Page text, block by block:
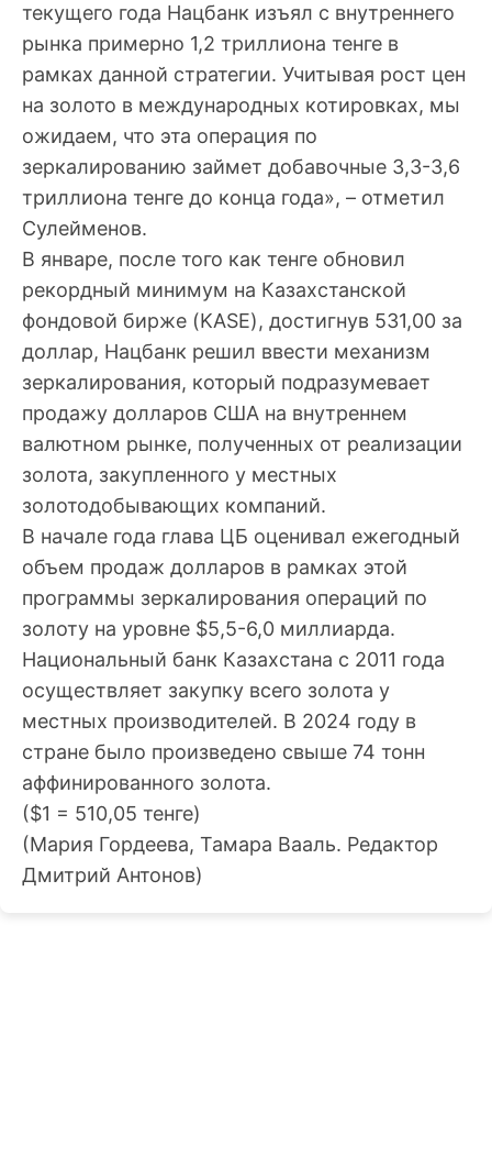
текущего года Нацбанк изъял с внутреннего
рынка примерно 1,2 триллиона тенге в
рамках данной стратегии. Учитывая рост цен
на золото в международных котировках, мы
ожидаем, что эта операция по
зеркалированию займет добавочные 3,3-3,6
триллиона тенге до конца года», – отметил
Сулейменов.
В январе, после того как тенге обновил
рекордный минимум на Казахстанской
фондовой бирже (KASE), достигнув 531,00 за
доллар, Нацбанк решил ввести механизм
зеркалирования, который подразумевает
продажу долларов США на внутреннем
валютном рынке, полученных от реализации
золота, закупленного у местных
золотодобывающих компаний.
В начале года глава ЦБ оценивал ежегодный
объем продаж долларов в рамках этой
программы зеркалирования операций по
золоту на уровне $5,5-6,0 миллиарда.
Национальный банк Казахстана с 2011 года
осуществляет закупку всего золота у
местных производителей. В 2024 году в
стране было произведено свыше 74 тонн
аффинированного золота.
($1 = 510,05 тенге)
(Мария Гордеева, Тамара Вааль. Редактор
Дмитрий Антонов)